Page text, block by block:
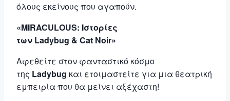
όλους εκείνους που αγαπούν.
«MIRACULOUS: Ιστορίες
των Ladybug & Cat Noir»
Aφεθείτε στον φανταστικό κόσμο
της Ladybug και ετοιμαστείτε για μια θεατρική
εμπειρία που θα μείνει αξέχαστη!